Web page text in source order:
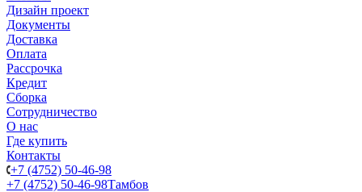
Дизайн проект
Документы
Доставка
Оплата
Рассрочка
Кредит
Сборка
Сотрудничество
О нас
Где купить
Контакты
+7 (4752) 50-46-98
+7 (4752) 50-46-98Тамбов